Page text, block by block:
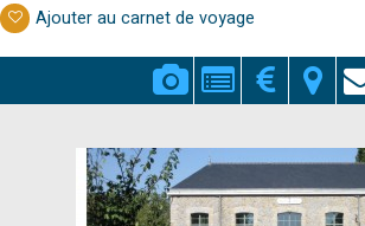
Ajouter au carnet de voyage